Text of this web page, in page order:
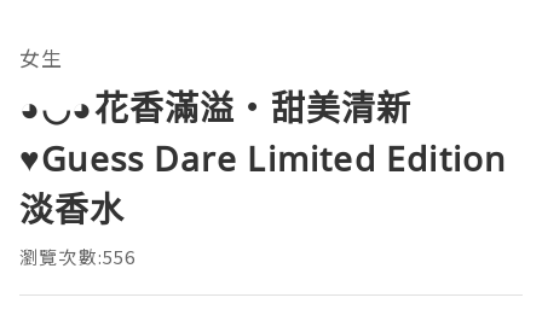
女生
◕◡◕花香滿溢‧甜美清新
♥Guess Dare Limited Edition
淡香水
瀏覽次數:556